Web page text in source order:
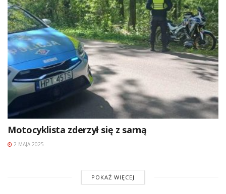
Motocyklista zderzył się z sarną
2 MAJA 2025
POKAŻ WIĘCEJ